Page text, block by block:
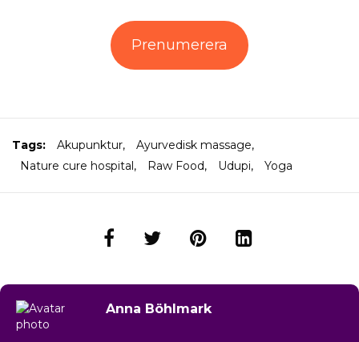
Prenumerera
Tags: Akupunktur, Ayurvedisk massage,
Nature cure hospital, Raw Food, Udupi, Yoga
Anna Böhlmark